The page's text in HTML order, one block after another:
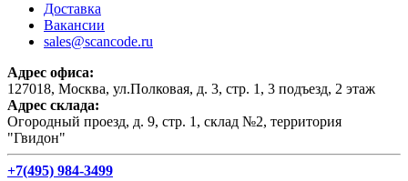
Доставка
Вакансии
sales@scancode.ru
Адрес офиса:
127018, Москва, ул.Полковая, д. 3, стр. 1, 3 подъезд, 2 этаж
Адрес склада:
Огородный проезд, д. 9, стр. 1, склад №2, территория
"Гвидон"
+7(495) 984-3499